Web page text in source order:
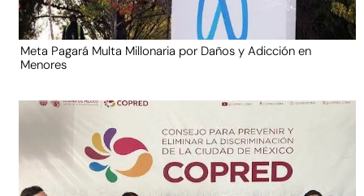
Meta Pagará Multa Millonaria por Daños y Adicción en
Menores